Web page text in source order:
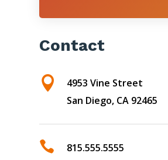
Contact

4953 Vine Street
San Diego, CA 92465
 815.555.5555